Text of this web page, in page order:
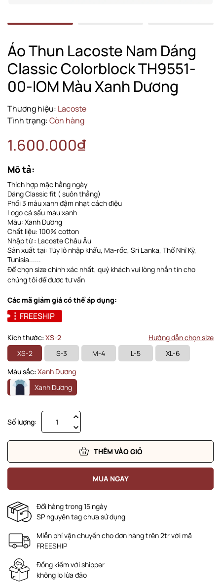
Áo Thun Lacoste Nam Dáng
Classic Colorblock TH9551-
00-IOM Màu Xanh Dương
Thương hiệu: Lacoste
Tình trạng:Còn hàng
1.600.000₫
Mô tả:
Thích hợp mặc hằng ngày
Dáng Classic fit ( suôn thẳng)
Phối 3 màu xanh đậm nhạt cách điệu
Logo cá sấu màu xanh
Màu: Xanh Dương
Chất liệu: 100% cotton
Nhập từ : Lacoste Châu Âu
Sản xuất tại: Tùy lô nhập khẩu, Ma-rốc, Sri Lanka, Thổ Nhĩ Kỳ,
Tunisia......
Để chọn size chính xác nhất, quý khách vui lòng nhắn tin cho
chúng tôi để đươc tư vấn
Các mã giảm giá có thể áp dụng:
FREESHIP
Kích thước: XS-2
Hướng dẫn chọn size
XS-2
S-3 M-4 L-5
XL-6
Màu sắc: Xanh Dương
Xanh Dương
Số lượng:
THÊM VÀO GIỎ
MUA NGAY
Đổi hàng trong 15 ngày
SP nguyên tag chưa sử dụng
Miễn phí vận chuyển cho đơn hàng trên 2tr với mã
FREESHIP
Đồng kiểm với shipper
không lo lừa đảo